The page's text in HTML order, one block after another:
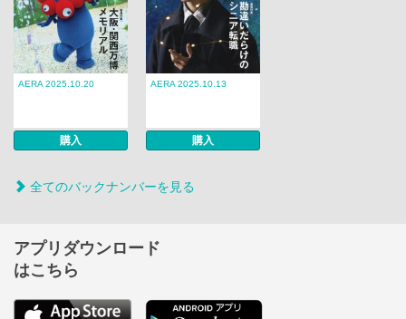
AERA 2025.10.20
購入
AERA 2025.10.13
購入
全てのバックナンバーを見る
アプリダウンロード
はこちら